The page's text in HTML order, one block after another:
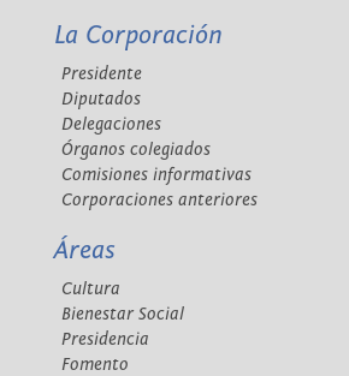
La Corporación
Presidente
Diputados
Delegaciones
Órganos colegiados
Comisiones informativas
Corporaciones anteriores
Áreas
Cultura
Bienestar Social
Presidencia
Fomento